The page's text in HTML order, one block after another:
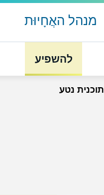
מנהל האֲחָיוּת
להשפיע
תוכנית נטע